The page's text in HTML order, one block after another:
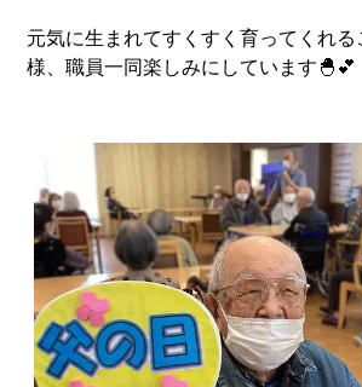
元気に生まれてすくすく育ってくれ
様、職員一同楽しみにしています🐣💕